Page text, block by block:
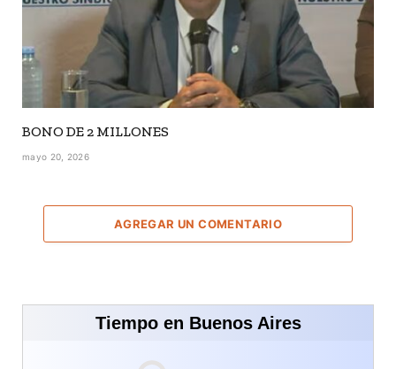
BONO DE 2 MILLONES
mayo 20, 2026
AGREGAR UN COMENTARIO
Tiempo en Buenos Aires